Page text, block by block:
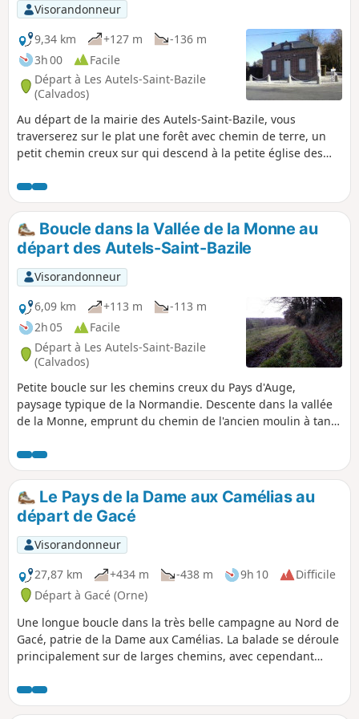
Visorandonneur
9,34 km
+127 m
-136 m
3h 00
Facile
Départ à Les Autels-Saint-Bazile
(Calvados)
Au départ de la mairie des Autels-Saint-Bazile, vous
traverserez sur le plat une forêt avec chemin de terre, un
petit chemin creux sur qui descend à la petite église des
historiques). Vous passerez sur la Monne, vous apercevrez
des herbages à pommiers, des propriétés en colombages
avant de remonter un sentier bucolique et creux
Boucle dans la Vallée de la Monne au
départ des Autels-Saint-Bazile
Visorandonneur
6,09 km
+113 m
-113 m
2h 05
Facile
Départ à Les Autels-Saint-Bazile
(Calvados)
Petite boucle sur les chemins creux du Pays d'Auge,
paysage typique de la Normandie. Descente dans la vallée
de la Monne, emprunt du chemin de l'ancien moulin à tan
dans un autre chemin creux avant de traverser une forêt...
Quelques passages humides, une bonne descente et une
belle montée.
Le Pays de la Dame aux Camélias au
départ de Gacé
Visorandonneur
27,87 km
+434 m -438 m 9h 10
Difficile
Départ à Gacé (Orne)
Une longue boucle dans la très belle campagne au Nord de
Gacé, patrie de la Dame aux Camélias. La balade se déroule
principalement sur de larges chemins, avec cependant
petits sentiers plus étroits. La difficulté principale est la
longueur. En deux endroits, un petit ruisseau mal entretenu